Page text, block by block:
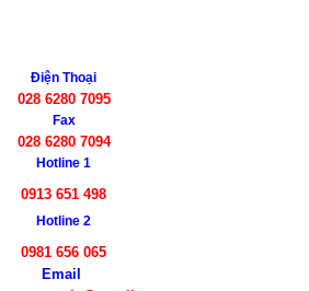
Điện Thoại
028 6280 7095
Fax
028 6280 7094
Hotline 1
0913 651 498
Hotline 2
0981 656 065
Email